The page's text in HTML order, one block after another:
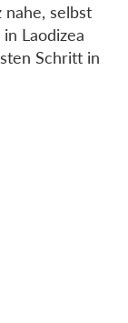
selbst
Laodizea
Schritt in